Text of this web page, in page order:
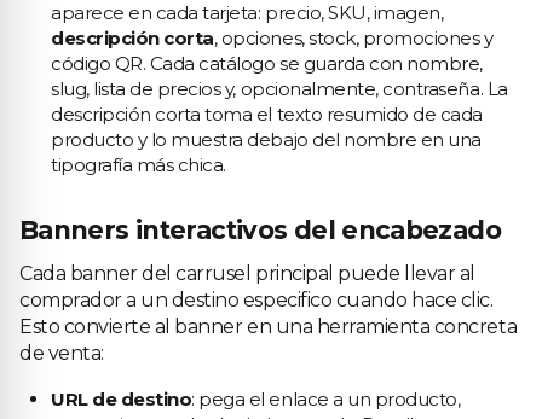
aparece en cada tarjeta: precio, SKU, imagen,
descripción corta, opciones, stock, promociones y
código QR. Cada catálogo se guarda con nombre,
slug, lista de precios y, opcionalmente, contraseña. La
descripción corta toma el texto resumido de cada
producto y lo muestra debajo del nombre en una
tipografía más chica.
Banners interactivos del encabezado
Cada banner del carrusel principal puede llevar al
comprador a un destino especifico cuando hace clic.
Esto convierte al banner en una herramienta concreta
de venta:
URL de destino: pega el enlace a un producto,